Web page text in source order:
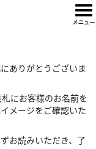
ありがとうございま
にお客様のお名前を
メージをご確認いた
お読みいただき、了